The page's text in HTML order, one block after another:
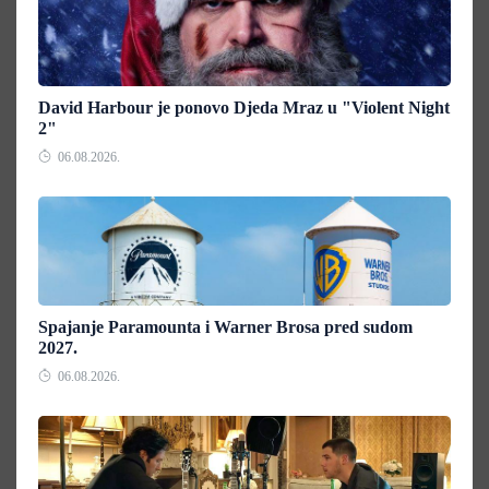
David Harbour je ponovo Djeda Mraz u "Violent Night
2"
06.08.2026.
Spajanje Paramounta i Warner Brosa pred sudom
2027.
06.08.2026.